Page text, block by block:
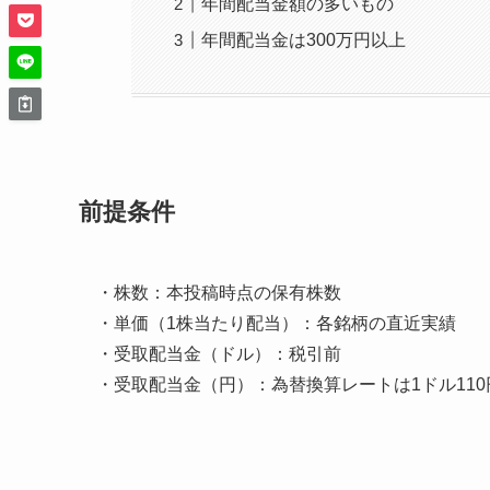
年間配当金は300万円以上
前提条件
・株数：本投稿時点の保有株数
・単価（1株当たり配当）：各銘柄の直近実績
・受取配当金（ドル）：税引前
・受取配当金（円）：為替換算レートは1ドル110